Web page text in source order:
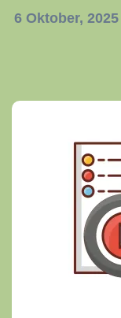
6 Oktober, 2025